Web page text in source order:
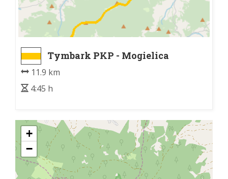
Tymbark PKP - Mogielica
11.9 km
4:45 h
+
−